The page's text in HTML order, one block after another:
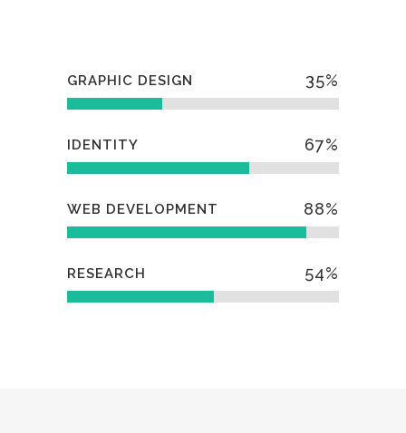
GRAPHIC DESIGN 35%
IDENTITY 67%
WEB DEVELOPMENT 88%
RESEARCH 54%